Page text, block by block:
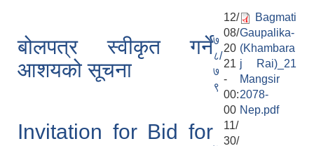
बोलपत्र स्वीकृत गर्ने
आशयको सूचना
७
८/
७
९
12/
08/
20
21
-
00:
00
Bagmati
Gaupalika-
(Khambara
j Rai)_21
Mangsir
2078-
Nep.pdf
Invitation for Bid for
11/
30/